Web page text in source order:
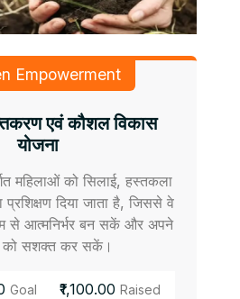
Empowerment
एवं कौशल विकास
योजना
महिलाओं को सिलाई, हस्तकला
दिया जाता है, जिससे वे
से आत्मनिर्भर बन सकें और अपने
को सशक्त कर सकें।
Goal ₹1,100.00 Raised